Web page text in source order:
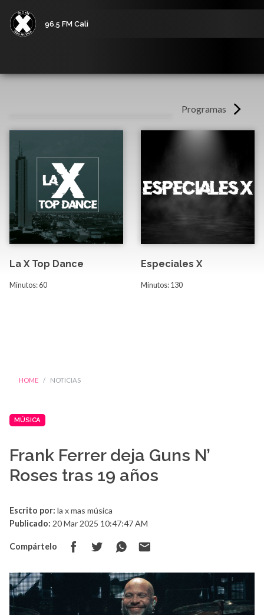
96.5 FM Cali
Programas
La X Top Dance
Minutos: 60
Especiales X
Minutos: 130
HOME NOTICIAS
MÚSICA
Frank Ferrer deja Guns N’
Roses tras 19 años
Escrito por: la x mas música
Publicado: 20 Mar 2025 10:47:47 AM
Compártelo